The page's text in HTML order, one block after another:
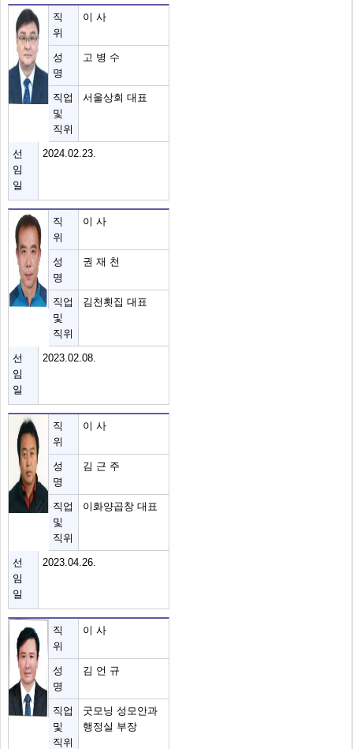
직
위
이 사
성
명
고 병 수
직업
및
직위
서울상회 대표
선
임
일
2024.02.23.
직
위
이 사
성
명
권 재 천
직업
및
직위
김천횟집 대표
선
임
일
2023.02.08.
직
위
이 사
성
명
김 근 주
직업
및
직위
이화양곱창 대표
선
임
일
2023.04.26.
직
위
이 사
성
명
김 언 규
직업
및
직위
굿모닝 성모안과
행정실 부장